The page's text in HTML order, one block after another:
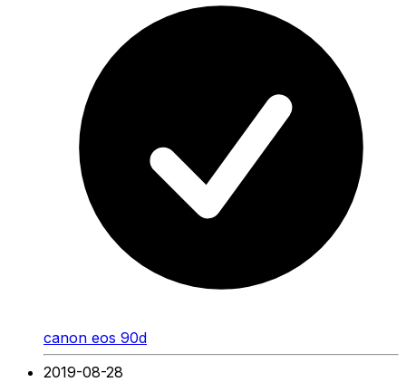
canon eos 90d
2019-08-28